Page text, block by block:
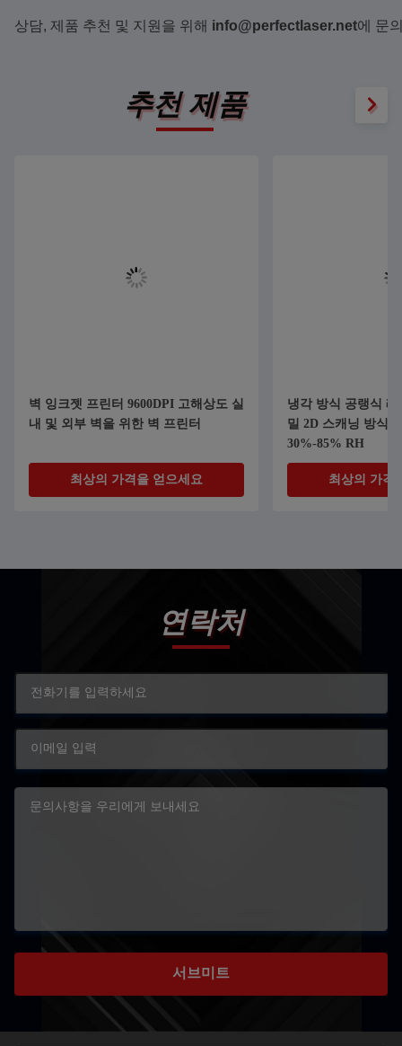
상담, 제품 추천 및 지원을 위해 info@perfectlaser.net에 문
추천 제품
벽 잉크젯 프린터 9600DPI 고해상도 실
내 및 외부 벽을 위한 벽 프린터
최상의 가격을 얻으세요
냉각 방식 공랭식
밀 2D 스캐닝 방식,
30%-85% RH
최상의 가격
연락처
서브미트